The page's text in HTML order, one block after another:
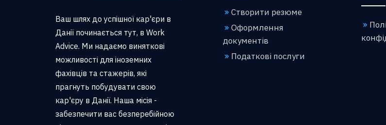
Ваш шлях до успішної кар'єри в
Данії починається тут, в Work
Advice. Ми надаємо виняткові
можливості для іноземних
фахівців та стажерів, які
прагнуть побудувати свою
кар'єру в Данії. Наша місія -
забезпечити вас безперебійною
Створити резюме
Оформлення
документів
Податкові послуги